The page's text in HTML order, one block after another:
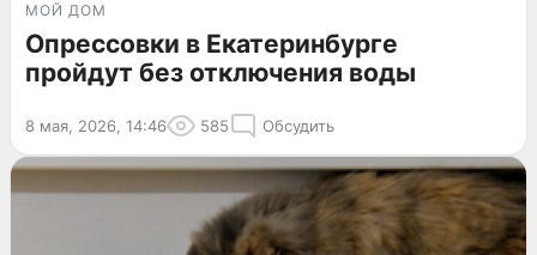
МОЙ ДОМ
Опрессовки в Екатеринбурге
пройдут без отключения воды
8 мая, 2026, 14:46 585 Обсудить